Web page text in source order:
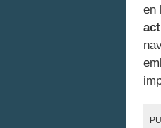
en